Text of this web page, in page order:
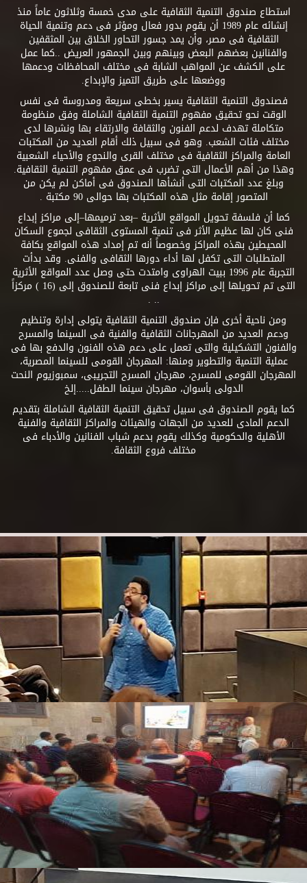
استطاع صندوق التنمية الثقافية على مدى خمسة وثلاثون عاماً منذ
إنشائه عام 1989 أن يقوم بدور فعال ومؤثر فى دعم وتنمية الحياة
الثقافية فى مصر، وأن يمد جسور التحاور الخلاق بين المثقفين
والفنانين بعضهم البعض وبينهم وبين الجمهور العريض ..كما عمل
على الكشف عن المواهب الشابة فى مختلف المحافظات ودعمها
ووضعها على طريق التميز والإبداع.
فصندوق التنمية الثقافية يسير بخطى سريعة ومدروسة فى نفس
الوقت نحو تحقيق مفهوم التنمية الثقافية الشاملة وفق منظومة
متكاملة تهدف لدعم الفنون والثقافة والارتقاء بها ونشرها لدى
مختلف فئات الشعب. وهو فى سبيل ذلك أقام العديد من المكتبات
العامة والمراكز الثقافية فى مختلف القرى والنجوع والأحياء الشعبية
وهذا من أهم الأعمال التى تضرب فى عمق مفهوم التنمية الثقافية.
وبلغ عدد المكتبات التى أنشأها الصندوق فى أماكن لم يكن من
المتصور إقامة مثل هذه المكتبات بها حوالى 90 مكتبة .
كما أن فلسفة تحويل المواقع الأثرية –بعد ترميمها–إلى مراكز إبداع
فنى كان لها عظيم الأثر فى تنمية المستوى الثقافى لجموع السكان
المحيطين بهذه المراكز وخصوصاً أنه تم إمداد هذه المواقع بكافة
المتطلبات التى تكفل لها أداء دورها الثقافى والفنى. وقد بدأت
التجربة عام 1996 ببيت الهراوى وامتدت حتى وصل عدد المواقع الأثرية
التى تم تحويلها إلى مراكز إبداع فنى تابعة للصندوق إلى (16 ) مركزاً
.. .
ومن ناحية أخرى فإن صندوق التنمية الثقافية يتولى إدارة وتنظيم
ودعم العديد من المهرجانات الثقافية والفنية فى السينما والمسرح
والفنون التشكيلية والتى تعمل على دعم هذه الفنون والدفع بها فى
عملية التنمية والتطوير ومنها: المهرجان القومى للسينما المصرية،
المهرجان القومى للمسرح، مهرجان المسرح التجريبى، سمبوزيوم النحت
الدولى بأسوان، مهرجان سينما الطفل.....إلخ
كما يقوم الصندوق فى سبيل تحقيق التنمية الثقافية الشاملة بتقديم
الدعم المادى للعديد من الجهات والهيئات والمراكز الثقافية والفنية
الأهلية والحكومية وكذلك يقوم بدعم شباب الفنانين والأدباء فى
مختلف فروع الثقافة.